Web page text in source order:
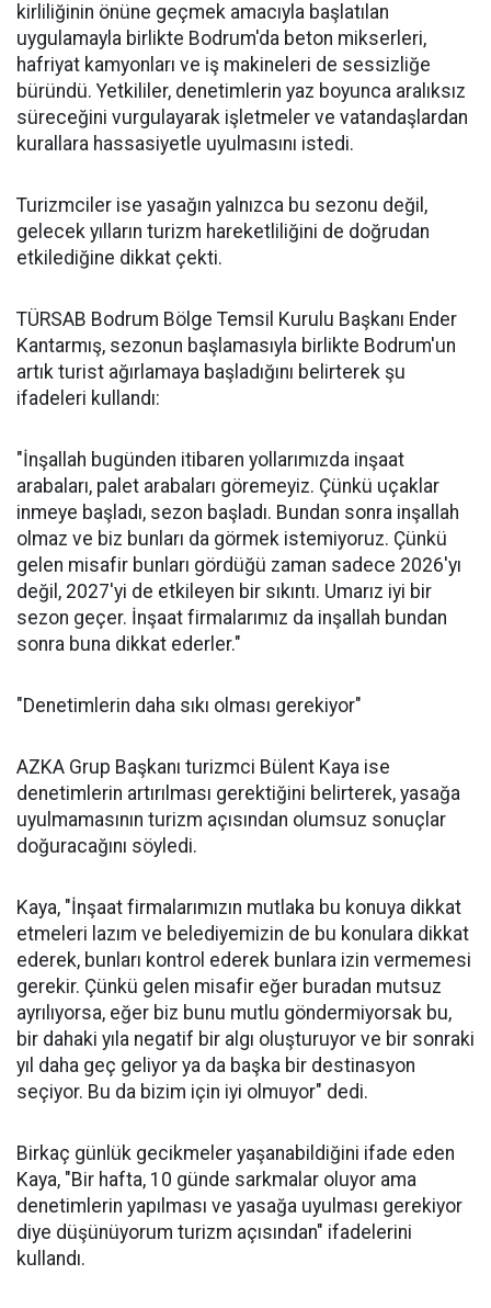
kirliliğinin önüne geçmek amacıyla başlatılan
uygulamayla birlikte Bodrum'da beton mikserleri,
hafriyat kamyonları ve iş makineleri de sessizliğe
büründü. Yetkililer, denetimlerin yaz boyunca aralıksız
süreceğini vurgulayarak işletmeler ve vatandaşlardan
kurallara hassasiyetle uyulmasını istedi.
Turizmciler ise yasağın yalnızca bu sezonu değil,
gelecek yılların turizm hareketliliğini de doğrudan
etkilediğine dikkat çekti.
TÜRSAB Bodrum Bölge Temsil Kurulu Başkanı Ender
Kantarmış, sezonun başlamasıyla birlikte Bodrum'un
artık turist ağırlamaya başladığını belirterek şu
ifadeleri kullandı:
"İnşallah bugünden itibaren yollarımızda inşaat
arabaları, palet arabaları göremeyiz. Çünkü uçaklar
inmeye başladı, sezon başladı. Bundan sonra inşallah
olmaz ve biz bunları da görmek istemiyoruz. Çünkü
gelen misafir bunları gördüğü zaman sadece 2026'yı
değil, 2027'yi de etkileyen bir sıkıntı. Umarız iyi bir
sezon geçer. İnşaat firmalarımız da inşallah bundan
sonra buna dikkat ederler."
"Denetimlerin daha sıkı olması gerekiyor"
AZKA Grup Başkanı turizmci Bülent Kaya ise
denetimlerin artırılması gerektiğini belirterek, yasağa
uyulmamasının turizm açısından olumsuz sonuçlar
doğuracağını söyledi.
Kaya, "İnşaat firmalarımızın mutlaka bu konuya dikkat
etmeleri lazım ve belediyemizin de bu konulara dikkat
ederek, bunları kontrol ederek bunlara izin vermemesi
gerekir. Çünkü gelen misafir eğer buradan mutsuz
ayrılıyorsa, eğer biz bunu mutlu göndermiyorsak bu,
bir dahaki yıla negatif bir algı oluşturuyor ve bir sonraki
yıl daha geç geliyor ya da başka bir destinasyon
seçiyor. Bu da bizim için iyi olmuyor" dedi.
Birkaç günlük gecikmeler yaşanabildiğini ifade eden
Kaya, "Bir hafta, 10 günde sarkmalar oluyor ama
denetimlerin yapılması ve yasağa uyulması gerekiyor
diye düşünüyorum turizm açısından" ifadelerini
kullandı.